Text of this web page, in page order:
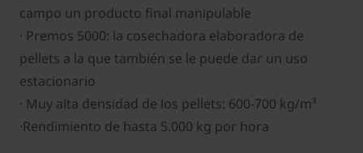
campo un producto final manipulable
· Premos 5000: la cosechadora elaboradora de
pellets a la que también se le puede dar un uso
estacionario
· Muy alta densidad de los pellets: 600-700 kg/m³
·Rendimiento de hasta 5.000 kg por hora